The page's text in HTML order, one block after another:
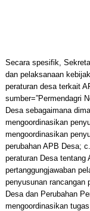
Secara spesifik,
dan pelaksanaan
peraturan desa terkait
sumber=”Permendagri
Desa sebagaimana
mengoordinasikan
mengoordinasikan
perubahan APB Desa;
peraturan Desa tentang
pertanggungjawaban
penyusunan rancangan
Desa dan Perubahan
mengoordinasikan